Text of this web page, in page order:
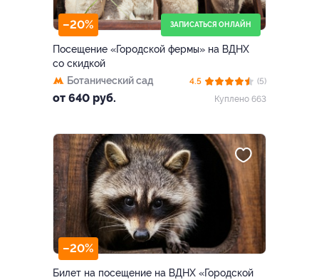
–20% ЗАПИСАТЬСЯ ОНЛАЙН
Посещение «Городской фермы» на ВДНХ
со скидкой
Ботанический сад
от 640 руб.
4.5
(5)
Куплено 663
–20%
Билет на посещение на ВДНХ «Городской